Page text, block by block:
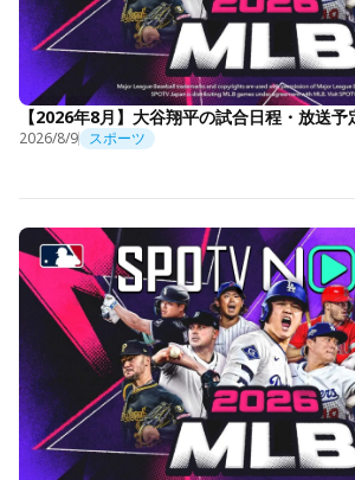
【2026年8月】大谷翔平の試合日程・放送予
2026/8/9 スポーツ